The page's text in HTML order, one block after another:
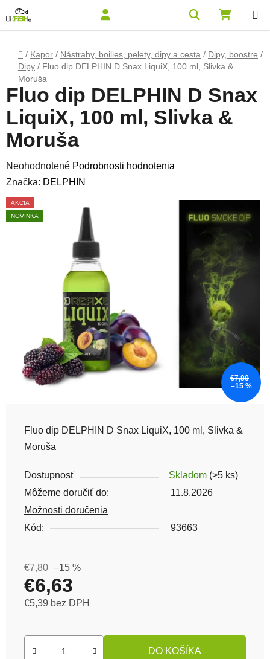
Domov
/ Kapor / Nástrahy, boilies, pelety, dipy a cesta / Dipy, boostre /
Dipy / Fluo dip DELPHIN D Snax LiquiX, 100 ml, Slivka &
Moruša
Fluo dip DELPHIN D Snax LiquiX, 100 ml, Slivka &
Moruša
Dostupnosť Skladom (>5 ks)
Môžeme doručiť do:
11.8.2026
Možnosti doručenia
Kód:
93663
€7,80 –15 %
€6,63
€5,39 bez DPH
DO KOŠÍKA
Fluo dip DELPHIN D Snax
LiquiX, 100 ml, Slivka &
Moruša
Priemerné hodnotenie produktu je 0,0 z 5 hviezdičiek.
Neohodnotené Podrobnosti hodnotenia
Značka: DELPHIN
AKCIA
NOVINKA
€7,80
–15 %